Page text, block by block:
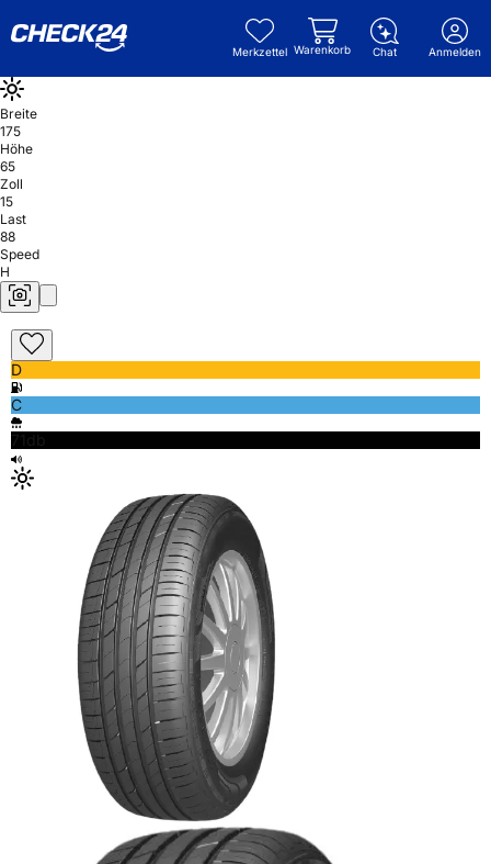
Merkzettel Warenkorb Chat Anmelden
Breite
175
Höhe
65
Zoll
15
Last
88
Speed
H
D
C
71db